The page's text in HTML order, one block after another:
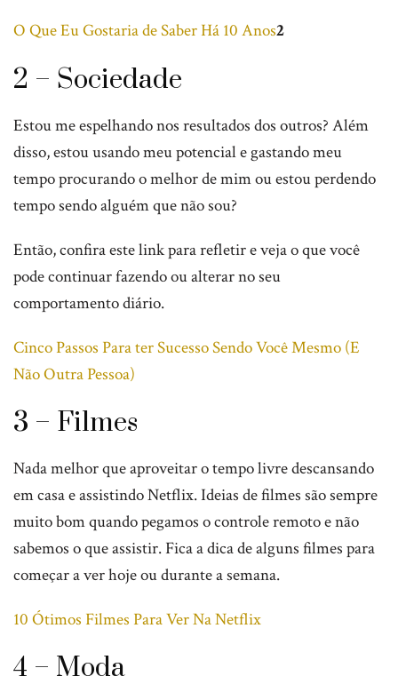
O Que Eu Gostaria de Saber Há 10 Anos2
2 – Sociedade
Estou me espelhando nos resultados dos outros? Além
disso, estou usando meu potencial e gastando meu
tempo procurando o melhor de mim ou estou perdendo
tempo sendo alguém que não sou?
Então, confira este link para refletir e veja o que você
pode continuar fazendo ou alterar no seu
comportamento diário.
Cinco Passos Para ter Sucesso Sendo Você Mesmo (E
Não Outra Pessoa)
3 – Filmes
Nada melhor que aproveitar o tempo livre descansando
em casa e assistindo Netflix. Ideias de filmes são sempre
muito bom quando pegamos o controle remoto e não
sabemos o que assistir. Fica a dica de alguns filmes para
começar a ver hoje ou durante a semana.
10 Ótimos Filmes Para Ver Na Netflix
4 – Moda